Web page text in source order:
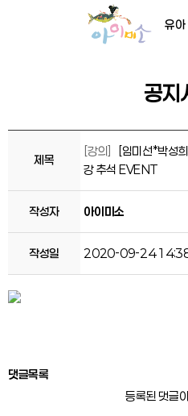
유아
공지
제목
[강의]
[임미선*박성
강 추석 EVENT
작성자 아이미소
작성일 2020-09-24
댓글목록
등록된 댓글